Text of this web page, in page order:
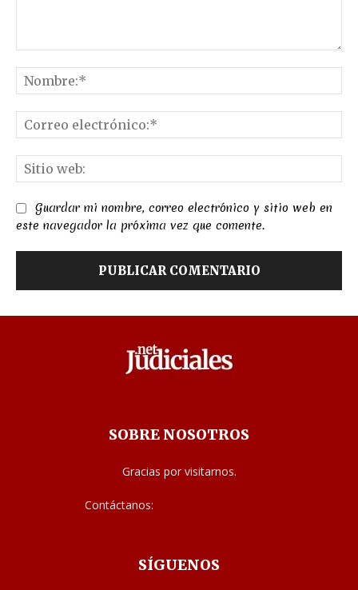
Guardar mi nombre, correo electrónico y sitio web en
este navegador la próxima vez que comente.
SOBRE NOSOTROS
Gracias por visitarnos.
Contáctanos:
SÍGUENOS